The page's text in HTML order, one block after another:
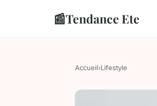
📰Tendance Ete
Accueil›Lifestyle